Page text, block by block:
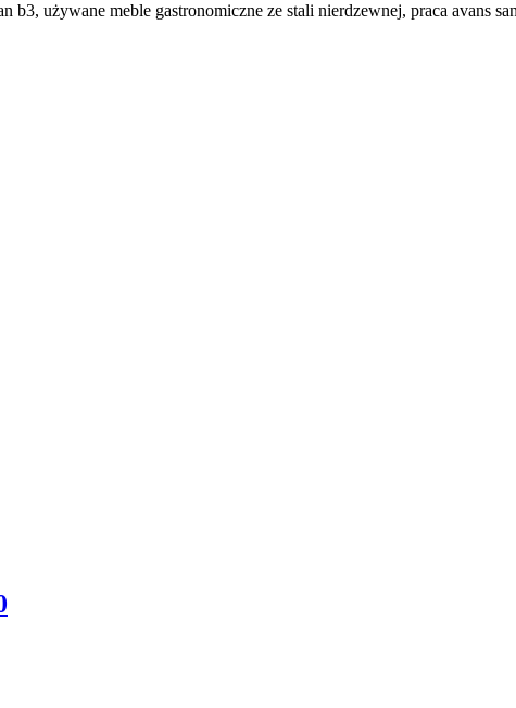
b3, używane meble gastronomiczne ze stali nierdzewnej, praca avans